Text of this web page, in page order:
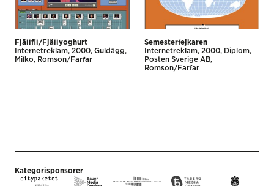
Fjällfil/Fjällyoghurt
Internet­reklam 2000 Guldägg
Milko
Romson/Farfar
Semesterfejkaren
Internet­reklam 2000
Diplom
Posten Sverige AB
Romson/Farfar
Kategorisponsorer